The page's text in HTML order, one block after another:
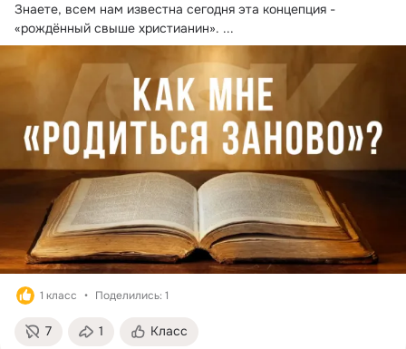
Знаете, всем нам известна сегодня эта концепция -
«рождённый свыше христианин». ...
1 класс Поделились: 1
7 1 Класс